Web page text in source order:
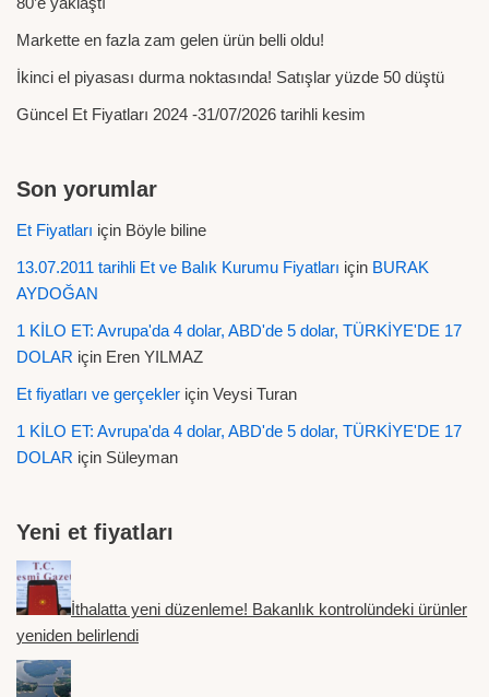
Markette en fazla zam gelen ürün belli oldu!
İkinci el piyasası durma noktasında! Satışlar yüzde 50 düştü
Güncel Et Fiyatları 2024 -31/07/2026 tarihli kesim
Son yorumlar
Et Fiyatları için Böyle biline
13.07.2011 tarihli Et ve Balık Kurumu Fiyatları için BURAK
AYDOĞAN
1 KİLO ET: Avrupa'da 4 dolar, ABD'de 5 dolar, TÜRKİYE'DE 17
DOLAR için Eren YILMAZ
Et fiyatları ve gerçekler için Veysi Turan
1 KİLO ET: Avrupa'da 4 dolar, ABD'de 5 dolar, TÜRKİYE'DE 17
DOLAR için Süleyman
Yeni et fiyatları
İthalatta yeni düzenleme! Bakanlık kontrolündeki ürünler
yeniden belirlendi